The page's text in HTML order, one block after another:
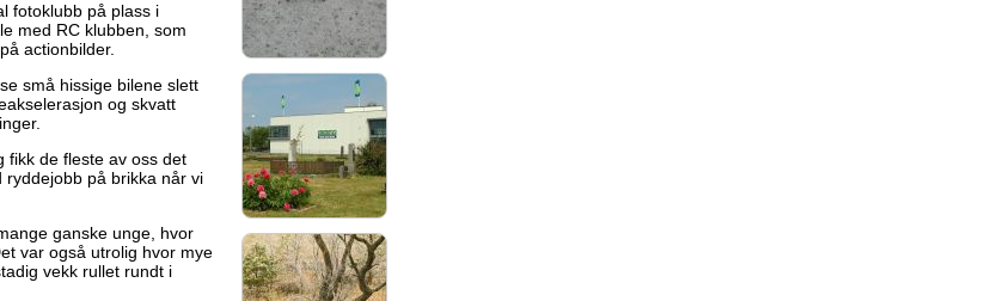
fotoklubb på plass i
med RC klubben, som
actionbilder.
små hissige bilene slett
og skvatt
fikk de fleste av oss det
på brikka når vi
ganske unge, hvor
var også utrolig hvor mye
vekk rullet rundt i